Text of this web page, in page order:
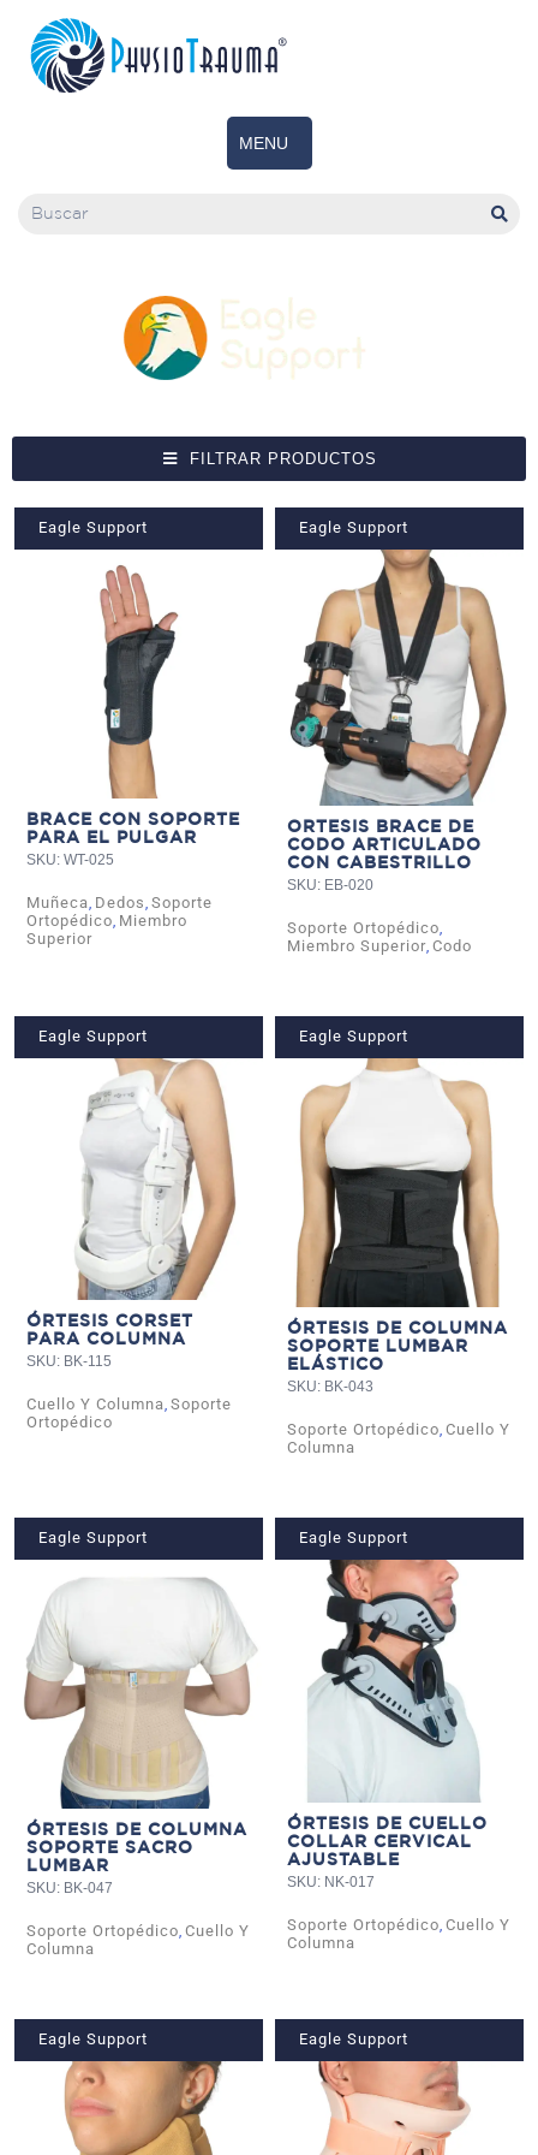
FILTRAR PRODUCTOS
Eagle Support
BRACE CON SOPORTE
PARA EL PULGAR
SKU: WT-025
Muñeca Dedos Soporte
Ortopédico Miembro
Superior
Eagle Support
ORTESIS BRACE DE
CODO ARTICULADO
CON CABESTRILLO
SKU: EB-020
Soporte Ortopédico,
Miembro Superior, Codo
Eagle Support
ÓRTESIS CORSET
PARA COLUMNA
SKU: BK-115
Cuello Y Columna Soporte
Ortopédico
Eagle Support
ÓRTESIS DE COLUMNA
SOPORTE LUMBAR
ELÁSTICO
SKU: BK-043
Soporte Ortopédico, Cuello Y
Columna
Eagle Support
ÓRTESIS DE COLUMNA
SOPORTE SACRO
LUMBAR
SKU: BK-047
Soporte Ortopédico, Cuello Y
Columna
Eagle Support
ÓRTESIS DE CUELLO
COLLAR CERVICAL
AJUSTABLE
SKU: NK-017
Soporte Ortopédico, Cuello Y
Columna
Eagle Support Eagle Support